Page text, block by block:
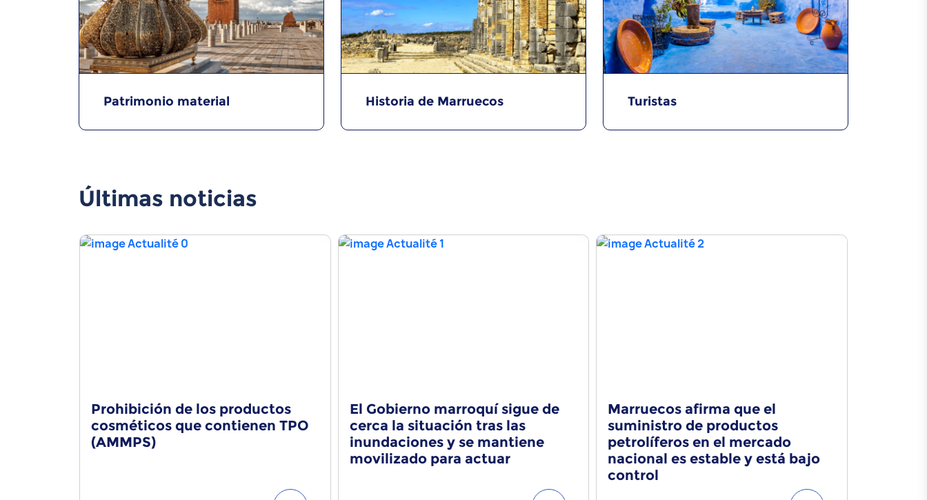
Patrimonio material Historia de Marruecos Turistas
Últimas noticias
Prohibición de los productos
cosméticos que contienen TPO
(AMMPS)
El Gobierno marroquí sigue de
cerca la situación tras las
inundaciones y se mantiene
movilizado para actuar
Marruecos afirma que el
suministro de productos
petrolíferos en el mercado
nacional es estable y está bajo
control